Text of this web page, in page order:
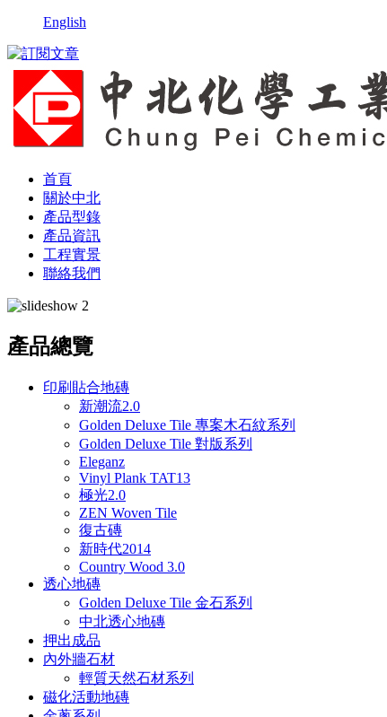
English
首頁
關於中北
產品型錄
產品資訊
工程實景
聯絡我們
產品總覽
印刷貼合地磚
新潮流2.0
Golden Deluxe Tile 專案木石紋系列
Golden Deluxe Tile 對版系列
Eleganz
Vinyl Plank TAT13
極光2.0
ZEN Woven Tile
復古磚
新時代2014
Country Wood 3.0
透心地磚
Golden Deluxe Tile 金石系列
中北透心地磚
押出成品
內外牆石材
輕質天然石材系列
磁化活動地磚